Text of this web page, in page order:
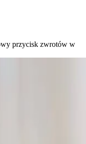
przycisk zwrotów w